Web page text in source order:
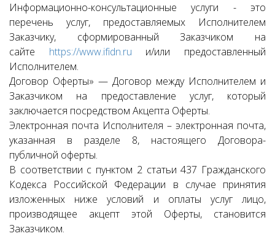
Информационно-консультационные услуги - это
перечень услуг, предоставляемых Исполнителем
Заказчику, сформированный Заказчиком на
сайте https://www.ifidn.ru и/или предоставленный
Исполнителем.
Договор Оферты» — Договор между Исполнителем и
Заказчиком на предоставление услуг, который
заключается посредством Акцепта Оферты.
Электронная почта Исполнителя – электронная почта,
указанная в разделе 8, настоящего Договора-
публичной оферты.
В соответствии с пунктом 2 статьи 437 Гражданского
Кодекса Российской Федерации в случае принятия
изложенных ниже условий и оплаты услуг лицо,
производящее акцепт этой Оферты, становится
Заказчиком.